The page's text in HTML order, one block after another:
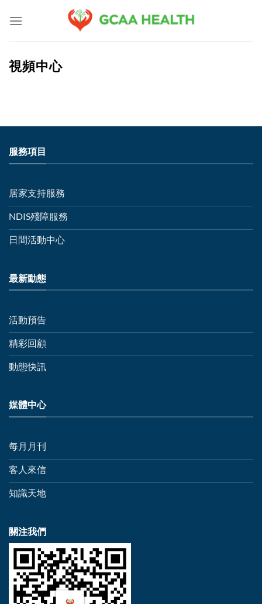
視頻中心
服務項目
居家支持服務
NDIS殘障服務
日間活動中心
最新動態
活動預告
精彩回顧
動態快訊
媒體中心
每月月刊
客人來信
知識天地
關注我們